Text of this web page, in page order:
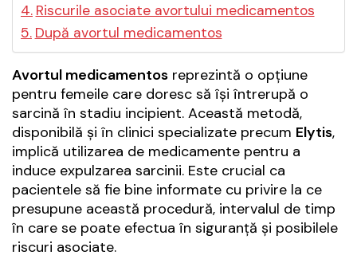
Riscurile asociate avortului medicamentos
După avortul medicamentos
Avortul medicamentos reprezintă o opțiune
pentru femeile care doresc să își întrerupă o
sarcină în stadiu incipient. Această metodă,
disponibilă și în clinici specializate precum Elytis,
implică utilizarea de medicamente pentru a
induce expulzarea sarcinii. Este crucial ca
pacientele să fie bine informate cu privire la ce
presupune această procedură, intervalul de timp
în care se poate efectua în siguranță și posibilele
riscuri asociate.